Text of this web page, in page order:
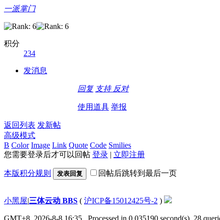
一派掌门
积分
234
发消息
回复 支持 反对
使用道具 举报
返回列表 发新帖
高级模式
B Color Image Link Quote Code Smilies
您需要登录后才可以回帖 登录 | 立即注册
本版积分规则 发表回复 回帖后跳转到最后一页
小黑屋|三体云动 BBS ( 沪ICP备15012425号-2 )
GMT+8, 2026-8-8 16:35 , Processed in 0.035190 second(s), 28